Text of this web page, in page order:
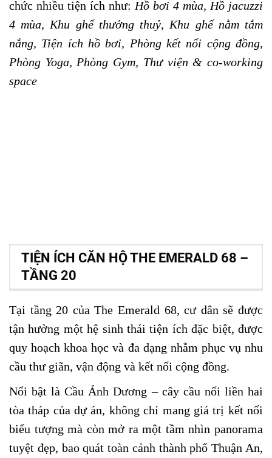
chức nhiều tiện ích như: Hồ bơi 4 mùa, Hồ jacuzzi
4 mùa, Khu ghế thưởng thuỷ, Khu ghế nằm tắm
nắng, Tiện ích hồ bơi, Phòng kết nối cộng đồng,
Phòng Yoga, Phòng Gym, Thư viện & co-working
space
TIỆN ÍCH CĂN HỘ THE EMERALD 68 –
TẦNG 20
Tại tầng 20 của The Emerald 68, cư dân sẽ được
tận hưởng một hệ sinh thái tiện ích đặc biệt, được
quy hoạch khoa học và đa dạng nhằm phục vụ nhu
cầu thư giãn, vận động và kết nối cộng đồng.
Nổi bật là Cầu Ánh Dương – cây cầu nối liền hai
tòa tháp của dự án, không chỉ mang giá trị kết nối
biểu tượng mà còn mở ra một tầm nhìn panorama
tuyệt đẹp, bao quát toàn cảnh thành phố Thuận An,